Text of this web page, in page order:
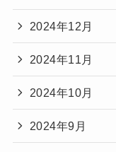
2024年12月
2024年11月
2024年10月
2024年9月